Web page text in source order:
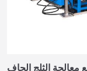
معالجة الثلج الجاف